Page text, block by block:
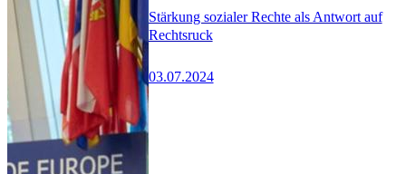
Stärkung sozialer Rechte als Antwort auf
Rechtsruck
03.07.2024